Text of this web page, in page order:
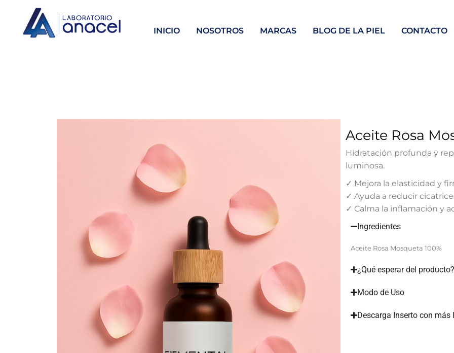
INICIO NOSOTROS MARCAS BLOG DE LA PIEL CONTACTO
Aceite Rosa
Hidratación profunda y
luminosa.
✓ Mejora la elasticidad y
✓ Ayuda a reducir
✓ Calma la inflamación y
Ingredientes
Aceite Rosa Mosqueta 100%
¿Qué esperar del producto?
Modo de Uso
Descarga Inserto con más